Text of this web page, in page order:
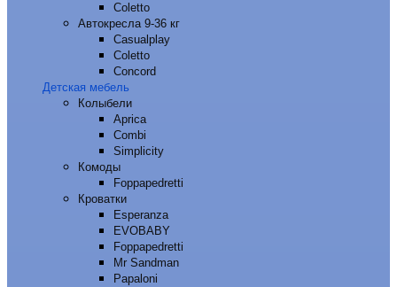
Coletto
Автокресла 9-36 кг
Casualplay
Coletto
Concord
Детская мебель
Колыбели
Aprica
Combi
Simplicity
Комоды
Foppapedretti
Кроватки
Esperanza
EVOBABY
Foppapedretti
Mr Sandman
Papaloni